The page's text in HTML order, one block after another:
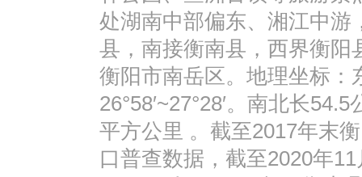
处湖南中部偏东、湘江中游
县，南接衡南县，西界衡阳
衡阳市南岳区。地理坐标：
26°58′~27°28′。南北长
平方公里 。截至2017年末
口普查数据，截至2020年